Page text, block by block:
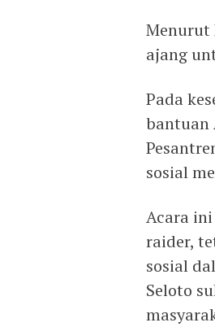
Menurut
ajang
Pada
bantuan
sosial
Acara
raider,
sosial
Seloto